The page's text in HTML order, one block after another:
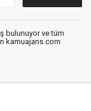
bulunuyor ve tüm
kamuajans.com